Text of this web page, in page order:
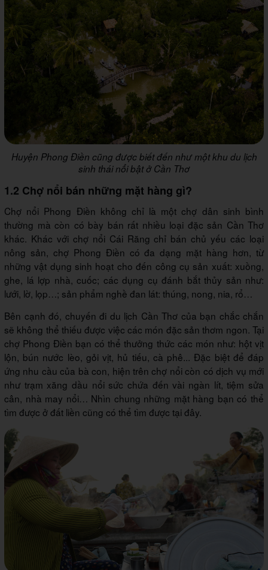
Huyện Phong Điền cũng được biết đến như một khu du lịch
sinh thái nổi bật ở Cần Thơ
1.2 Chợ nổi bán những mặt hàng gì?
Chợ nổi Phong Điền không chỉ là một chợ dân sinh bình
thường mà còn có bày bán rất nhiều loại đặc sản Cần Thơ
khác. Khác với chợ nổi Cái Răng chỉ bán chủ yếu các loại
nông sản, chợ Phong Điền có đa dạng mặt hàng hơn, từ
những vật dụng sinh hoạt cho đến công cụ sản xuất: xuồng,
ghe, lá lợp nhà, cuốc; các dụng cụ đánh bắt thủy sản như:
lưới, lờ, lọp…; sản phẩm nghề đan lát: thúng, nong, nia, rổ…
Bên cạnh đó, chuyến đi du lịch Cần Thơ của bạn chắc chắn
sẽ không thể thiếu được việc các món đặc sản thơm ngon. Tại
chợ Phong Điền bạn có thể thưởng thức các món như: hột vịt
lộn, bún nước lèo, gỏi vịt, hủ tiếu, cà phê... Đặc biệt để đáp
ứng nhu cầu của bà con, hiện trên chợ nổi còn có dịch vụ mới
như trạm xăng dầu nổi sức chứa đến vài ngàn lít, tiệm sửa
cân, nhà may nổi… Nhìn chung những mặt hàng bạn có thể
tìm được ở đất liền cũng có thể tìm được tại đây.